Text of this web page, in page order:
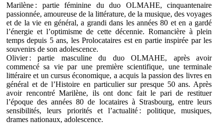
Marilène : partie féminine du duo OLMAHE, cinquantenaire
passionnée, amoureuse de la littérature, de la musique, des voyages
et de la vie en général, a grandi dans les années 80 et en a gardé
l’énergie et l’optimisme de cette décennie. Romancière à plein
temps depuis 5 ans, les Prolocataires est en partie inspirée par les
souvenirs de son adolescence.
Olivier : partie masculine du duo OLMAHE, après avoir
commencé sa vie par une première scientifique, une terminale
littéraire et un cursus économique, a acquis la passion des livres en
général et de l’Histoire en particulier sur presque 50 ans. Après
avoir rencontré Marilène, ils ont donc fait le pari de restituer
l’époque des années 80 de locataires à Strasbourg, entre leurs
sensibilités, leurs priorités et l’actualité : politique, musiques,
drames nationaux, adolescence.